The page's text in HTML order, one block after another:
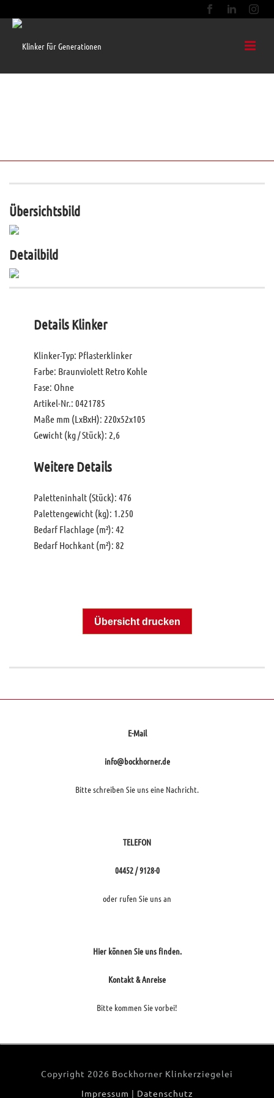
Übersichtsbild
Detailbild
Details Klinker
Klinker-Typ: Pflasterklinker
Farbe: Braunviolett Retro Kohle
Fase: Ohne
Artikel-Nr.: 0421785
Maße mm (LxBxH): 220x52x105
Gewicht (kg / Stück): 2,6
Weitere Details
Paletteninhalt (Stück): 476
Palettengewicht (kg): 1.250
Bedarf Flachlage (m²): 42
Bedarf Hochkant (m²): 82
Übersicht drucken
E-Mail
info@bockhorner.de
Bitte schreiben Sie uns eine Nachricht.
TELEFON
04452 / 9128-0
oder rufen Sie uns an
Hier können Sie uns finden.
Kontakt & Anreise
Bitte kommen Sie vorbei!
Copyright 2026 Bockhorner Klinkerziegelei
Impressum | Datenschutz